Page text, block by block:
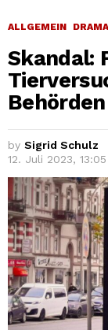
ALLGEMEIN DRAMA
Skandal:
by Sigrid Schulz
12. Juli 2023, 13:05